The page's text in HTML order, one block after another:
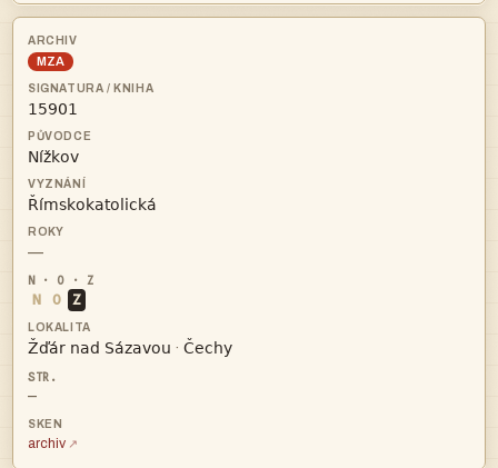
MZA



—
N O Z
 · 
—
archiv